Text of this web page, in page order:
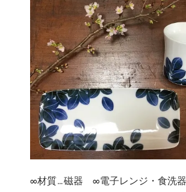
∞材質…磁器 ∞電子レンジ・食洗